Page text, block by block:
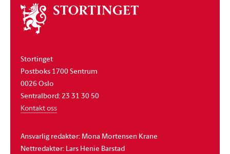
Om
stortinget
Stortinget
Postboks 1700 Sentrum
0026 Oslo
Sentralbord: 23 31 30 50
Kontakt oss
Ansvarlig redaktør: Mona Mortensen Krane
Nettredaktør: Lars Henie Barstad